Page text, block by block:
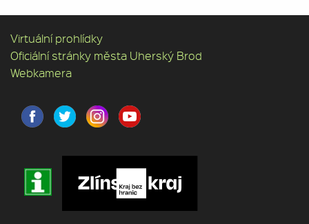
Virtuální prohlídky
Oficiální stránky města Uherský Brod
Webkamera